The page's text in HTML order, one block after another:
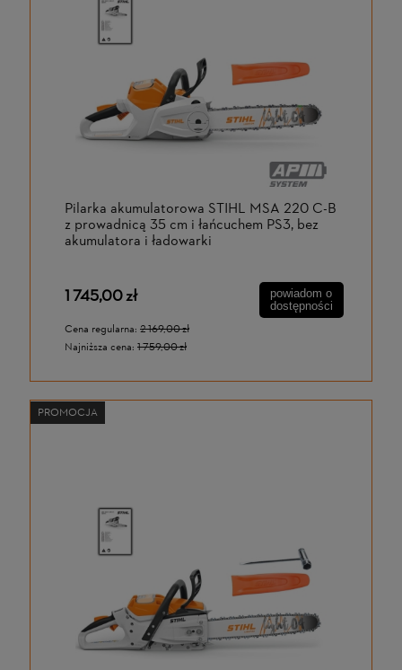
Pilarka akumulatorowa STIHL MSA 220 C-B
z prowadnicą 35 cm i łańcuchem PS3, bez
akumulatora i ładowarki
1 745,00 zł
Cena regularna: 2 169,00 zł
Najniższa cena: 1 759,00 zł
powiadom o
dostępności
PROMOCJA